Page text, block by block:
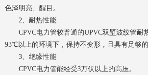
色泽明亮、醒目。
2、耐热性能
CPVC电力管较普通的UPVC双壁波纹管耐
93℃以上的环境下，保持不变形，且具有足够的
3、绝缘性能
CPVC电力管能经受3万伏以上的高压。